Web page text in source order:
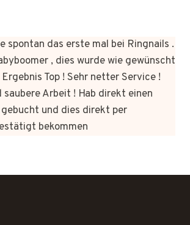
spontan das erste mal bei Ringnails .
, dies wurde wie gewünscht
Top ! Sehr netter Service !
saubere Arbeit ! Hab direkt einen
und dies direkt per
bekommen